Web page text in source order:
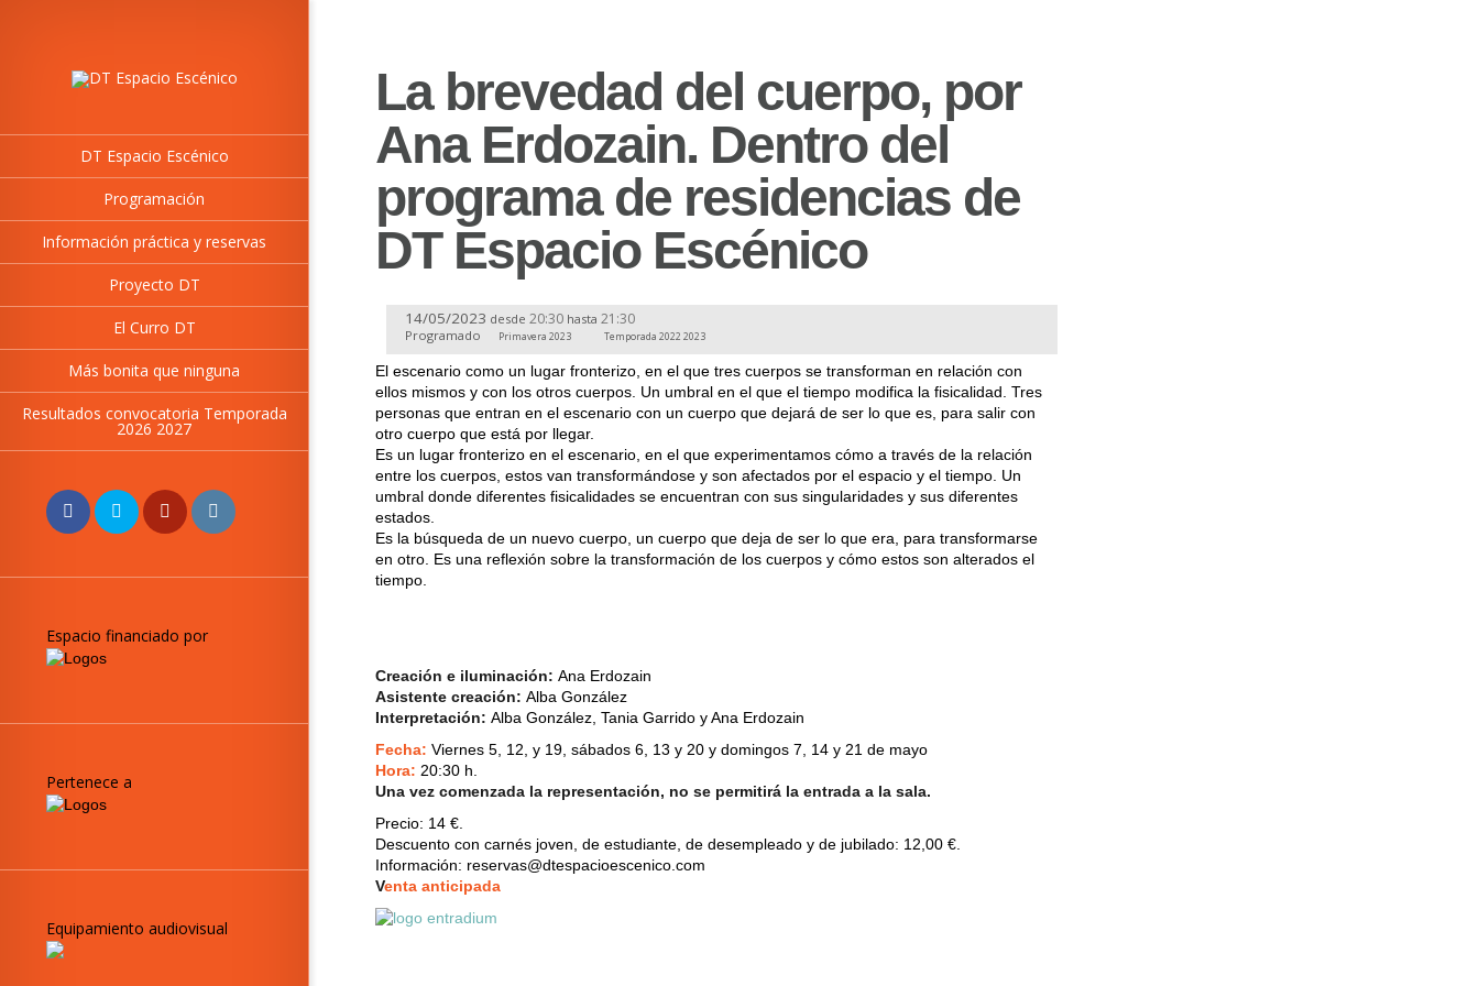
DT Espacio Escénico
Programación
Información práctica y reservas
Proyecto DT
El Curro DT
Más bonita que ninguna
Resultados convocatoria Temporada
2026 2027
Espacio financiado por
Pertenece a
Equipamiento audiovisual
La brevedad del cuerpo, por
Ana Erdozain. Dentro del
programa de residencias de
DT Espacio Escénico
14/05/2023 desde 20:30 hasta 21:30
Programado Primavera 2023 Temporada 2022 2023
El escenario como un lugar fronterizo, en el que tres cuerpos se transforman en relación con
ellos mismos y con los otros cuerpos. Un umbral en el que el tiempo modifica la fisicalidad. Tres
personas que entran en el escenario con un cuerpo que dejará de ser lo que es, para salir con
otro cuerpo que está por llegar.
Es un lugar fronterizo en el escenario, en el que experimentamos cómo a través de la relación
entre los cuerpos, estos van transformándose y son afectados por el espacio y el tiempo. Un
umbral donde diferentes fisicalidades se encuentran con sus singularidades y sus diferentes
estados.
Es la búsqueda de un nuevo cuerpo, un cuerpo que deja de ser lo que era, para transformarse
en otro. Es una reflexión sobre la transformación de los cuerpos y cómo estos son alterados el
tiempo.
Creación e iluminación: Ana Erdozain
Asistente creación: Alba González
Interpretación: Alba González, Tania Garrido y Ana Erdozain
Fecha: Viernes 5, 12, y 19, sábados 6, 13 y 20 y domingos 7, 14 y 21 de mayo
Hora: 20:30 h.
Una vez comenzada la representación, no se permitirá la entrada a la sala.
Precio: 14 €.
Descuento con carnés joven, de estudiante, de desempleado y de jubilado: 12,00 €.
Información: reservas@dtespacioescenico.com
Venta anticipada